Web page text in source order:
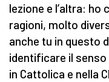
lezione e l’altra: ho
ragioni, molto
anche tu in questo
identificare il senso
in Cattolica e nella